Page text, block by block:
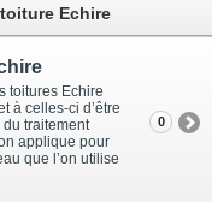
Echire
toitures Echire
à celles-ci d’être
traitement
applique pour
que l’on utilise
0